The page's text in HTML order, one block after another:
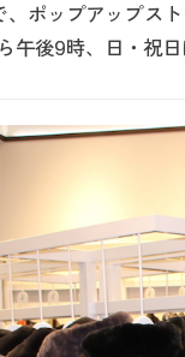
ポップアップス
午後9時、日・祝